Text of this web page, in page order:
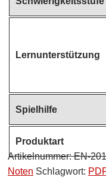
Lernunterstützung
Spielhilfe
Produktart
Artikelnummer:EN-
Noten Schlagwort: